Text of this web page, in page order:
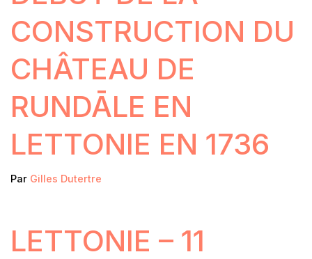
CONSTRUCTION DU
CHÂTEAU DE
RUNDĀLE EN
LETTONIE EN 1736
Par Gilles Dutertre
LETTONIE – 11